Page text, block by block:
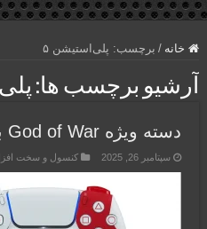
خانه / برچسب: پلی‌استیشن ۵
آرشیو برچسب ها:
دسته ویژه God of War برای PS5 رونمایی شد
سپتامبر 26, 2025 کنسول و سخت